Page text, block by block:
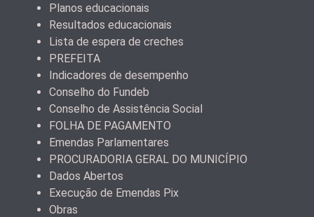
Planos educacionais
Resultados educacionais
Lista de espera de creches
PREFEITA
Indicadores de desempenho
Conselho do Fundeb
Conselho de Assistência Social
FOLHA DE PAGAMENTO
Emendas Parlamentares
PROCURADORIA GERAL DO MUNICÍPIO
Dados Abertos
Execução de Emendas Pix
Obras